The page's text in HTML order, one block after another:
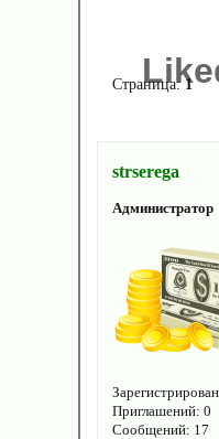
Страница: 1
strserega
Администратор
Зарегистрирован
Приглашений: 0
Сообщений: 17